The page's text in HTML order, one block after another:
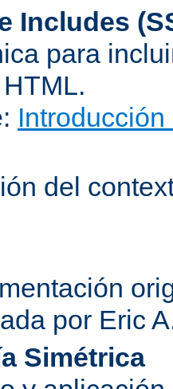
Includes
para
del
por Eric
Simétrica